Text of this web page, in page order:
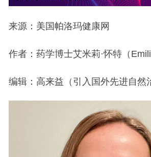
来源：美国帕洛玛健康网
作者：药学博士艾米莉·怀特（
编辑：高来益（引入国外先进自然